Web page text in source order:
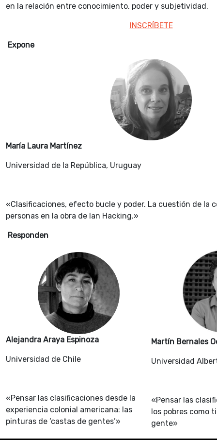
en la relación entre conocimiento, poder y subjetividad.
INSCRÍBETE
Expone
María Laura Martínez
Universidad de la República, Uruguay
«Clasificaciones, efecto bucle y poder. La cuestión de la
personas en la obra de Ian Hacking.»
Responden
Alejandra Araya Espinoza
Universidad de Chile
«Pensar las clasificaciones desde la
experiencia colonial americana: las
pinturas de ‘castas de gentes’»
Martín Bernales
Universidad
«Pensar las
los pobres como
gente»